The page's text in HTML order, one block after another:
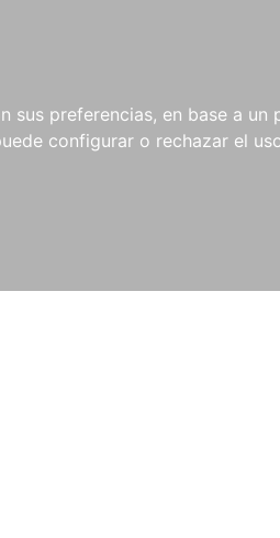
preferencias, en base a
configurar o rechazar el
NOVEDADES